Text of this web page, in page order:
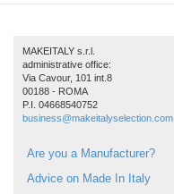
MAKEITALY s.r.l.
administrative office:
Via Cavour, 101 int.8
00188 - ROMA
P.I. 04668540752
business@makeitalyselection.com
Are you a Manufacturer?
Advice on Made In Italy